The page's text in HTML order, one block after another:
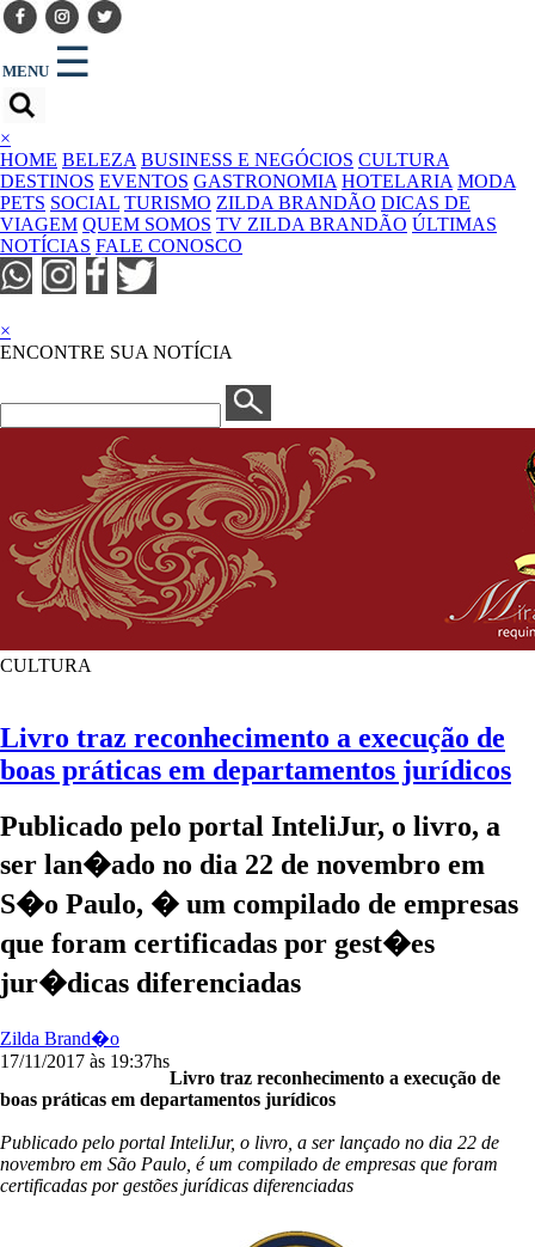
MENU ☰
×
HOME BELEZA BUSINESS E NEGÓCIOS CULTURA
DESTINOS EVENTOS GASTRONOMIA HOTELARIA MODA
PETS SOCIAL TURISMO ZILDA BRANDÃO DICAS DE
VIAGEM QUEM SOMOS TV ZILDA BRANDÃO ÚLTIMAS
NOTÍCIAS FALE CONOSCO
×
ENCONTRE SUA NOTÍCIA
CULTURA
Livro traz reconhecimento a execução de
boas práticas em departamentos jurídicos
Publicado pelo portal InteliJur, o livro, a
ser lan�ado no dia 22 de novembro em
S�o Paulo, � um compilado de empresas
que foram certificadas por gest�es
jur�dicas diferenciadas
Zilda Brand�o
17/11/2017 às 19:37hs
Livro traz reconhecimento a execução de
boas práticas em departamentos jurídicos
Publicado pelo portal InteliJur, o livro, a ser lançado no dia 22 de
novembro em São Paulo, é um compilado de empresas que foram
certificadas por gestões jurídicas diferenciadas